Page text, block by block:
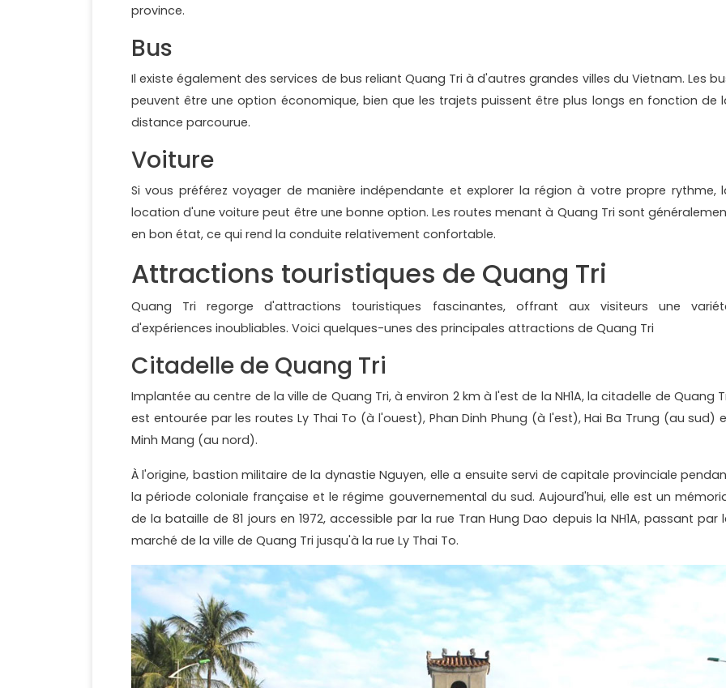
province.
Bus
Il existe également des services de bus reliant Quang Tri à d'autres grandes villes du Vietnam. Les
peuvent être une option économique, bien que les trajets puissent être plus longs en fonction de
distance parcourue.
Voiture
Si vous préférez voyager de manière indépendante et explorer la région à votre propre rythme,
location d'une voiture peut être une bonne option. Les routes menant à Quang Tri sont
en bon état, ce qui rend la conduite relativement confortable.
Attractions touristiques de Quang Tri
Quang Tri regorge d'attractions touristiques fascinantes, offrant aux visiteurs une
d'expériences inoubliables. Voici quelques-unes des principales attractions de Quang Tri
Citadelle de Quang Tri
Implantée au centre de la ville de Quang Tri, à environ 2 km à l'est de la NH1A, la citadelle de Quang
est entourée par les routes Ly Thai To (à l'ouest), Phan Dinh Phung (à l'est), Hai Ba Trung (au sud)
Minh Mang (au nord).
À l'origine, bastion militaire de la dynastie Nguyen, elle a ensuite servi de capitale provinciale
la période coloniale française et le régime gouvernemental du sud. Aujourd'hui, elle est un
de la bataille de 81 jours en 1972, accessible par la rue Tran Hung Dao depuis la NH1A, passant par
marché de la ville de Quang Tri jusqu'à la rue Ly Thai To.